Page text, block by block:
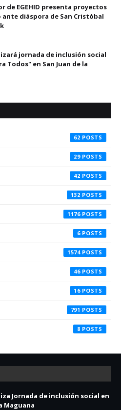
de EGEHID presenta proyectos
diáspora de San Cristóbal
jornada de inclusión social
Todos" en San Juan de la
62
29
42
132
1176
6
1574
46
16
791
8
Jornada de inclusión social en
Maguana